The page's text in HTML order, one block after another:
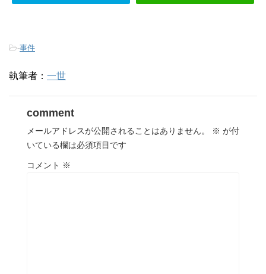
-事件
執筆者： 一世
comment
メールアドレスが公開されることはありません。 ※ が付
いている欄は必須項目です
コメント ※